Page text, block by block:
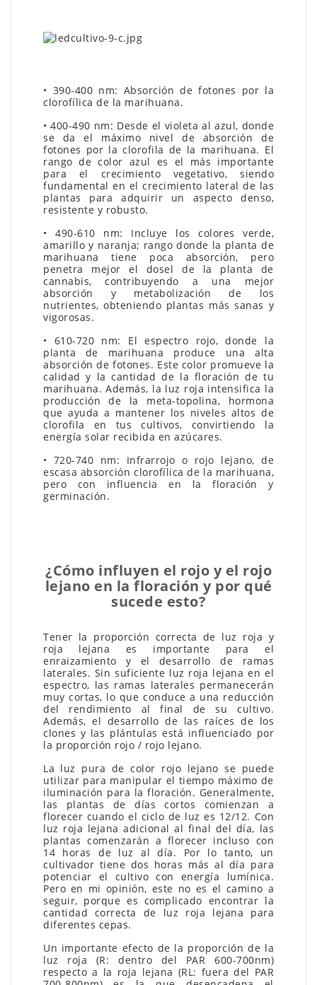
• 390-400 nm: Absorción de fotones por la
clorofílica de la marihuana.
• 400-490 nm: Desde el violeta al azul, donde
se da el máximo nivel de absorción de
fotones por la clorofila de la marihuana. El
rango de color azul es el más importante
para el crecimiento vegetativo, siendo
fundamental en el crecimiento lateral de las
plantas para adquirir un aspecto denso,
resistente y robusto.
• 490-610 nm: Incluye los colores verde,
amarillo y naranja; rango donde la planta de
marihuana tiene poca absorción, pero
penetra mejor el dosel de la planta de
cannabis, contribuyendo a una mejor
absorción y metabolización de los
nutrientes, obteniendo plantas más sanas y
vigorosas.
• 610-720 nm: El espectro rojo, donde la
planta de marihuana produce una alta
absorción de fotones. Este color promueve la
calidad y la cantidad de la floración de tu
marihuana. Además, la luz roja intensifica la
producción de la meta-topolina, hormona
que ayuda a mantener los niveles altos de
clorofila en tus cultivos, convirtiendo la
energía solar recibida en azúcares.
• 720-740 nm: Infrarrojo o rojo lejano, de
escasa absorción clorofílica de la marihuana,
pero con influencia en la floración y
germinación.
¿Cómo influyen el rojo y el rojo
lejano en la floración y por qué
sucede esto?
Tener la proporción correcta de luz roja y
roja lejana es importante para el
enraizamiento y el desarrollo de ramas
laterales. Sin suficiente luz roja lejana en el
espectro, las ramas laterales permanecerán
muy cortas, lo que conduce a una reducción
del rendimiento al final de su cultivo.
Además, el desarrollo de las raíces de los
clones y las plántulas está influenciado por
la proporción rojo / rojo lejano.
La luz pura de color rojo lejano se puede
utilizar para manipular el tiempo máximo de
iluminación para la floración. Generalmente,
las plantas de días cortos comienzan a
florecer cuando el ciclo de luz es 12/12. Con
luz roja lejana adicional al final del día, las
plantas comenzarán a florecer incluso con
14 horas de luz al día. Por lo tanto, un
cultivador tiene dos horas más al día para
potenciar el cultivo con energía lumínica.
Pero en mi opinión, este no es el camino a
seguir, porque es complicado encontrar la
cantidad correcta de luz roja lejana para
diferentes cepas.
Un importante efecto de la proporción de la
luz roja (R: dentro del PAR 600-700nm)
respecto a la roja lejana (RL: fuera del PAR